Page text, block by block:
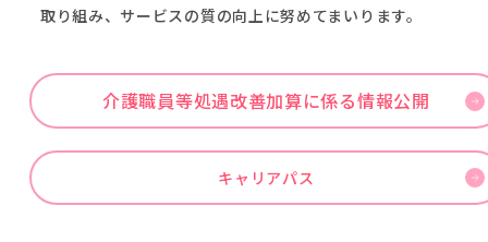
取り組み、サービスの質の向上に努めてまいります。
介護職員等処遇改善加算に係る情報公開
キャリアパス